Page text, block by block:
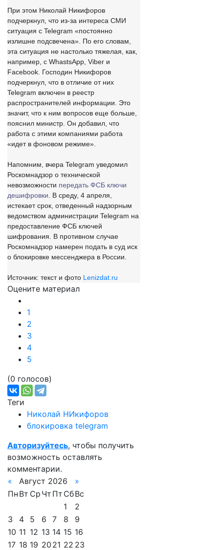
При этом Николай Никифоров
подчеркнул, что из-за интереса СМИ
ситуация с Telegram «постоянно
излишне подсвечена». По его словам,
эта ситуация не настолько тяжелая, как,
например, с WhastsApp, Viber и
Facebook. Господин Никифоров
подчеркнул, что в отличие от них
Telegram включен в реестр
распространителей информации. Это
значит, что к ним вопросов еще больше,
пояснил министр. Он добавил, что
работа с этими компаниями работа
«идет в фоновом режиме».
Напомним, вчера Telegram уведомил
Роскомнадзор о технической
невозможности передать ФСБ ключи
дешифровки . В среду, 4 апреля,
истекает срок, отведенный надзорным
ведомством администрации Telegram на
предоставление ФСБ ключей
шифрования. В противном случае
Роскомнадзор намерен подать в суд иск
о блокировке мессенджера в России.
Источник: текст и фото Lenizdat.ru
Оцените материал
1
2
3
4
5
(0 голосов)
Теги
Николай НИкифоров
блокировка telegram
Авторизуйтесь, чтобы получить
возможность оставлять
комментарии.
«
Август 2026
»
Пн Вт Ср Чт Пт СбВс
1
2
3
4 5 6 7 8
9
10 11 12 13 14 15 16
17 18 19 20 21 22 23